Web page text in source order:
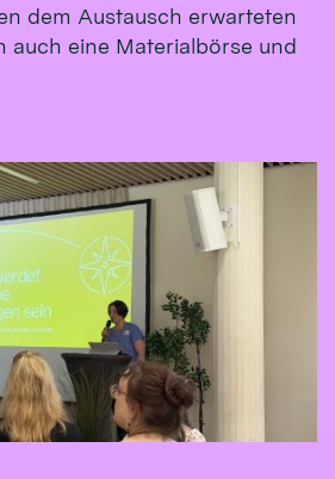
dem Austausch erwarteten
auch eine Materialbörse und